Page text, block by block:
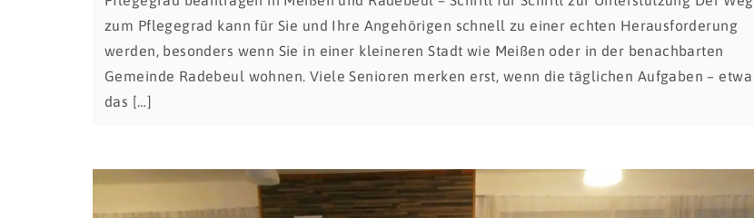
zum Pflegegrad kann für Sie und Ihre Angehörigen schnell zu einer echten Herausforderung
werden, besonders wenn Sie in einer kleineren Stadt wie Meißen oder in der benachbarten
Gemeinde Radebeul wohnen. Viele Senioren merken erst, wenn die täglichen Aufgaben – etwa
das […]